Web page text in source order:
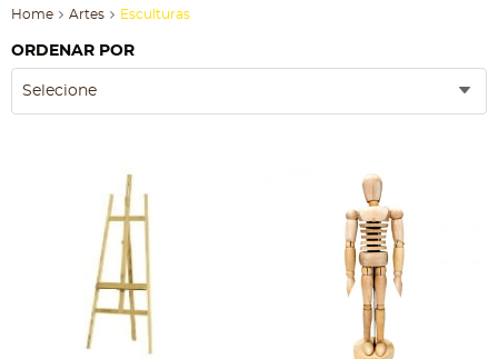
Home Artes Esculturas
ORDENAR POR
Selecione